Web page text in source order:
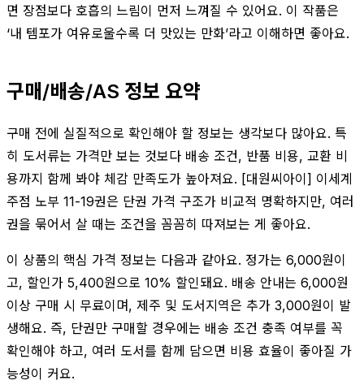
면 장점보다 호흡의 느림이 먼저 느껴질 수 있어요. 이 작품은
‘내 템포가 여유로울수록 더 맛있는 만화’라고 이해하면 좋아요.
구매/배송/AS 정보 요약
구매 전에 실질적으로 확인해야 할 정보는 생각보다 많아요. 특
히 도서류는 가격만 보는 것보다 배송 조건, 반품 비용, 교환 비
용까지 함께 봐야 체감 만족도가 높아져요. [대원씨아이] 이세계
주점 노부 11-19권은 단권 가격 구조가 비교적 명확하지만, 여러
권을 묶어서 살 때는 조건을 꼼꼼히 따져보는 게 좋아요.
이 상품의 핵심 가격 정보는 다음과 같아요. 정가는 6,000원이
고, 할인가 5,400원으로 10% 할인돼요. 배송 안내는 6,000원
이상 구매 시 무료이며, 제주 및 도서지역은 추가 3,000원이 발
생해요. 즉, 단권만 구매할 경우에는 배송 조건 충족 여부를 꼭
확인해야 하고, 여러 도서를 함께 담으면 비용 효율이 좋아질 가
능성이 커요.